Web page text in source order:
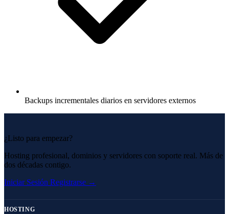
Backups incrementales diarios en servidores externos
¿Listo para empezar?
Hosting profesional, dominios y servidores con soporte real. Más de
dos décadas contigo.
Iniciar Sesión Registrarse →
HOSTING